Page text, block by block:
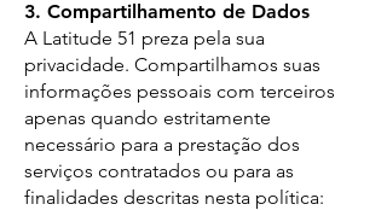
3. Compartilhamento de Dados
A Latitude 51 preza pela sua
privacidade. Compartilhamos suas
informações pessoais com terceiros
apenas quando estritamente
necessário para a prestação dos
serviços contratados ou para as
finalidades descritas nesta política: